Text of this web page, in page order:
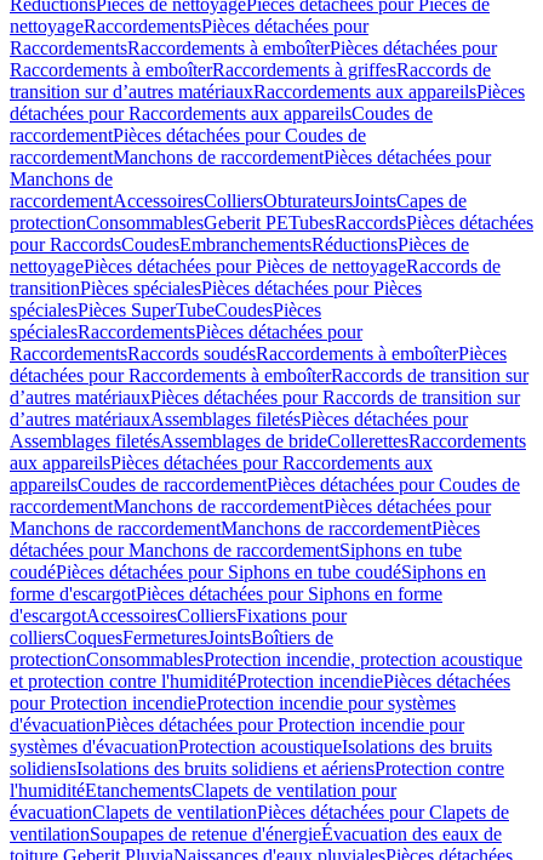
RéductionsPièces de nettoyagePièces détachées pour Pièces de
nettoyageRaccordementsPièces détachées pour
RaccordementsRaccordements à emboîterPièces détachées pour
Raccordements à emboîterRaccordements à griffesRaccords de
transition sur d’autres matériauxRaccordements aux appareilsPièces
détachées pour Raccordements aux appareilsCoudes de
raccordementPièces détachées pour Coudes de
raccordementManchons de raccordementPièces détachées pour
Manchons de
raccordementAccessoiresColliersObturateursJointsCapes de
protectionConsommablesGeberit PETubesRaccordsPièces détachées
pour RaccordsCoudesEmbranchementsRéductionsPièces de
nettoyagePièces détachées pour Pièces de nettoyageRaccords de
transitionPièces spécialesPièces détachées pour Pièces
spécialesPièces SuperTubeCoudesPièces
spécialesRaccordementsPièces détachées pour
RaccordementsRaccords soudésRaccordements à emboîterPièces
détachées pour Raccordements à emboîterRaccords de transition sur
d’autres matériauxPièces détachées pour Raccords de transition sur
d’autres matériauxAssemblages filetésPièces détachées pour
Assemblages filetésAssemblages de brideCollerettesRaccordements
aux appareilsPièces détachées pour Raccordements aux
appareilsCoudes de raccordementPièces détachées pour Coudes de
raccordementManchons de raccordementPièces détachées pour
Manchons de raccordementManchons de raccordementPièces
détachées pour Manchons de raccordementSiphons en tube
coudéPièces détachées pour Siphons en tube coudéSiphons en
forme d'escargotPièces détachées pour Siphons en forme
d'escargotAccessoiresColliersFixations pour
colliersCoquesFermeturesJointsBoîtiers de
protectionConsommablesProtection incendie, protection acoustique
et protection contre l'humiditéProtection incendiePièces détachées
pour Protection incendieProtection incendie pour systèmes
d'évacuationPièces détachées pour Protection incendie pour
systèmes d'évacuationProtection acoustiqueIsolations des bruits
solidiensIsolations des bruits solidiens et aériensProtection contre
l'humiditéEtanchementsClapets de ventilation pour
évacuationClapets de ventilationPièces détachées pour Clapets de
ventilationSoupapes de retenue d'énergieÉvacuation des eaux de
toiture Geberit PluviaNaissances d'eaux pluvialesPièces détachées